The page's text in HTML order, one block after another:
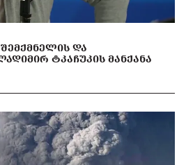
ᲓᲐ
ᲢᲙᲐᲩᲣᲙᲘᲡ ᲛᲐᲜᲥᲐᲜᲐ